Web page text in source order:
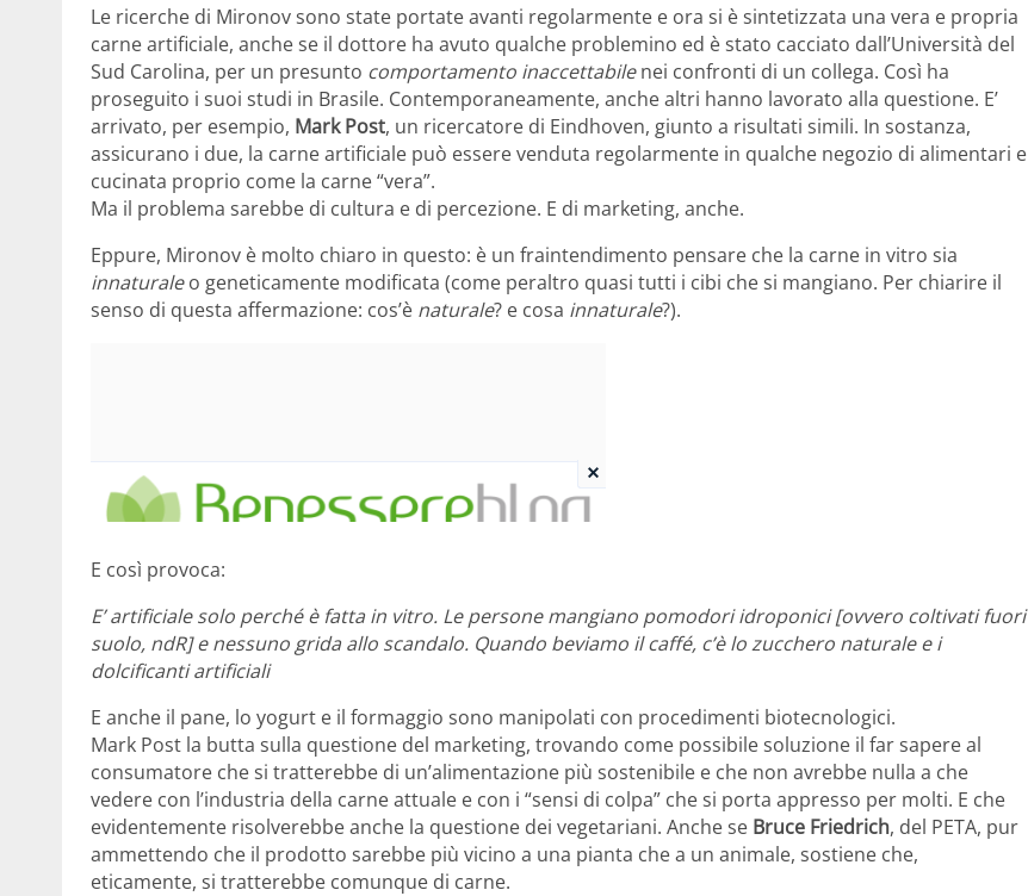
Le ricerche di Mironov sono state portate avanti regolarmente e ora si è sintetizzata una vera e propria
carne artificiale, anche se il dottore ha avuto qualche problemino ed è stato cacciato dall’Università del
Sud Carolina, per un presunto comportamento inaccettabilenei confronti di un collega. Così ha
proseguito i suoi studi in Brasile. Contemporaneamente, anche altri hanno lavorato alla questione. E’
arrivato, per esempio, Mark Post, un ricercatore di Eindhoven, giunto a risultati simili. In sostanza,
assicurano i due, la carne artificiale può essere venduta regolarmente in qualche negozio di alimentari e
cucinata proprio come la carne “vera”.
Ma il problema sarebbe di cultura e di percezione. E di marketing, anche.
Eppure, Mironov è molto chiaro in questo: è un fraintendimento pensare che la carne in vitro sia
innaturaleo geneticamente modificata (come peraltro quasi tutti i cibi che si mangiano. Per chiarire il
senso di questa affermazione: cos’è naturale? e cosa innaturale?).
E così provoca:
E’ artificiale solo perché è fatta in vitro. Le persone mangiano pomodori idroponici [ovvero coltivati fuori
suolo, ndR] e nessuno grida allo scandalo. Quando beviamo il caffé, c’è lo zucchero naturale e i
dolcificanti artificiali
E anche il pane, lo yogurt e il formaggio sono manipolati con procedimenti biotecnologici.
Mark Post la butta sulla questione del marketing, trovando come possibile soluzione il far sapere al
consumatore che si tratterebbe di un’alimentazione più sostenibile e che non avrebbe nulla a che
vedere con l’industria della carne attuale e con i “sensi di colpa” che si porta appresso per molti. E che
evidentemente risolverebbe anche la questione dei vegetariani. Anche se Bruce Friedrich, del PETA, pur
ammettendo che il prodotto sarebbe più vicino a una pianta che a un animale, sostiene che,
eticamente, si tratterebbe comunque di carne.